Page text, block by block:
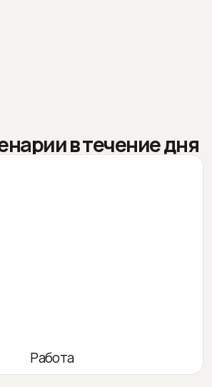
в течение дня
Работа